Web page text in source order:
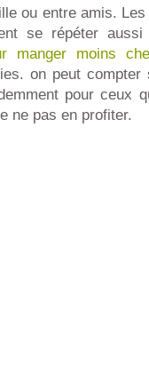
ou entre amis.
se répéter aussi
manger moins
on peut
pour ceux
ne pas en profiter.